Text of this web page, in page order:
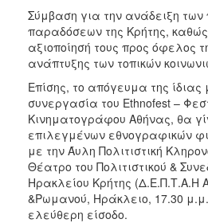
Σύμβαση για την ανάδειξη των
παραδόσεων της Κρήτης, καθώς
αξιοποίησή τους προς όφελος
ανάπτυξης των τοπικών
Επίσης, το απόγευμα της
συνεργασία του Εthnofest –
Κινηματογράφου Αθήνας, θα
επιλεγμένων εθνογραφικών
με την Άυλη Πολιτιστική
Θέατρο του Πολιτιστικού &
Ηρακλείου Κρήτης
&Ρωμανού, Ηράκλειο, 17.30
ελεύθερη είσοδο.